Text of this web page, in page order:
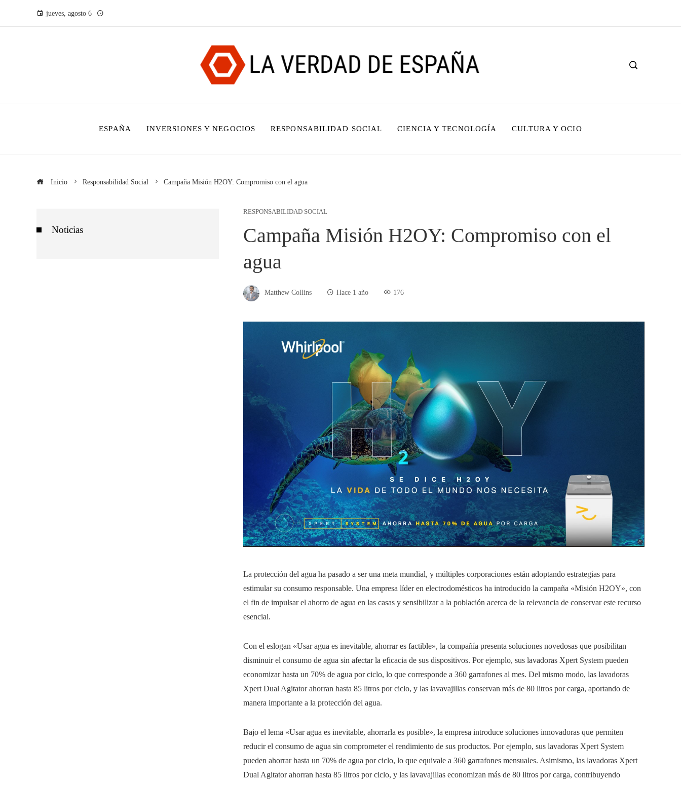
jueves, agosto 6
ESPAÑA INVERSIONES Y NEGOCIOS RESPONSABILIDAD SOCIAL CIENCIA Y TECNOLOGÍA CULTURA Y OCIO
Inicio Responsabilidad Social Campaña Misión H2OY: Compromiso con el agua
RESPONSABILIDAD SOCIAL
Campaña Misión H2OY: Compromiso con el
agua
Matthew Collins Hace 1 año 176
La protección del agua ha pasado a ser una meta mundial, y múltiples corporaciones están adoptando estrategias para
estimular su consumo responsable. Una empresa líder en electrodomésticos ha introducido la campaña «Misión H2OY», con
el fin de impulsar el ahorro de agua en las casas y sensibilizar a la población acerca de la relevancia de conservar este recurso
esencial.
Con el eslogan «Usar agua es inevitable, ahorrar es factible», la compañía presenta soluciones novedosas que posibilitan
disminuir el consumo de agua sin afectar la eficacia de sus dispositivos. Por ejemplo, sus lavadoras Xpert System pueden
economizar hasta un 70% de agua por ciclo, lo que corresponde a 360 garrafones al mes. Del mismo modo, las lavadoras
Xpert Dual Agitator ahorran hasta 85 litros por ciclo, y las lavavajillas conservan más de 80 litros por carga, aportando de
manera importante a la protección del agua.
Bajo el lema «Usar agua es inevitable, ahorrarla es posible», la empresa introduce soluciones innovadoras que permiten
reducir el consumo de agua sin comprometer el rendimiento de sus productos. Por ejemplo, sus lavadoras Xpert System
pueden ahorrar hasta un 70% de agua por ciclo, lo que equivale a 360 garrafones mensuales. Asimismo, las lavadoras Xpert
Dual Agitator ahorran hasta 85 litros por ciclo, y las lavavajillas economizan más de 80 litros por carga, contribuyendo
Noticias